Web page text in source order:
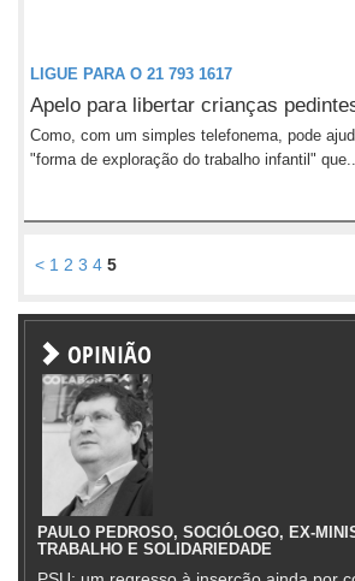
LIGUE PARA O 21 793 1617
Apelo para libertar crianças
Como, com um simples telefonema, pode
"forma de exploração do trabalho infantil"
< 1 2 3 4 5
OPINIÃO
PAULO PEDROSO, SOCIÓLOGO, EX-
TRABALHO E SOLIDARIEDADE